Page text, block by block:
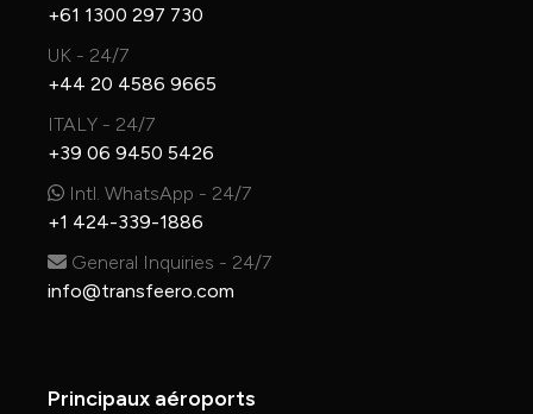
+61 1300 297 730
UK - 24/7
+44 20 4586 9665
ITALY - 24/7
+39 06 9450 5426
Intl. WhatsApp - 24/7
+1 424-339-1886
General Inquiries - 24/7
info@transfeero.com
Principaux aéroports